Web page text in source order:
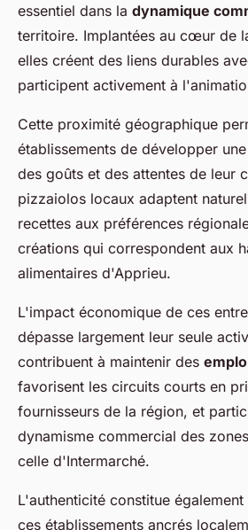
essentiel dans la dynamique
territoire. Implantées au cœur de
elles créent des liens durables
participent activement à
Cette proximité géographique
établissements de développer
des goûts et des attentes de leur
pizzaiolos locaux adaptent
recettes aux préférences
créations qui correspondent aux
alimentaires d'Apprieu.
L'impact économique de ces
dépasse largement leur seule
contribuent à maintenir des
favorisent les circuits courts en
fournisseurs de la région, et
dynamisme commercial des
celle d'Intermarché.
L'authenticité constitue
ces établissements ancrés